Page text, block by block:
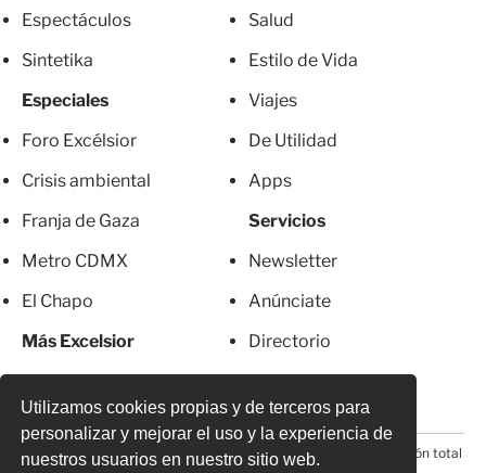
Utilizamos cookies propias y de terceros para
personalizar y mejorar el uso y la experiencia de
nuestros usuarios en nuestro sitio web.
Espectáculos
Sintetika
Especiales
Foro Excélsior
Crisis ambiental
Franja de Gaza
Metro CDMX
El Chapo
Más Excelsior
Salud
Estilo de Vida
Viajes
De Utilidad
Apps
Servicios
Newsletter
Anúnciate
Directorio
© 2026 Todos los derechos reservados. Prohibida la reproducción total
o parcial, incluyendo cualquier medio electrónico*